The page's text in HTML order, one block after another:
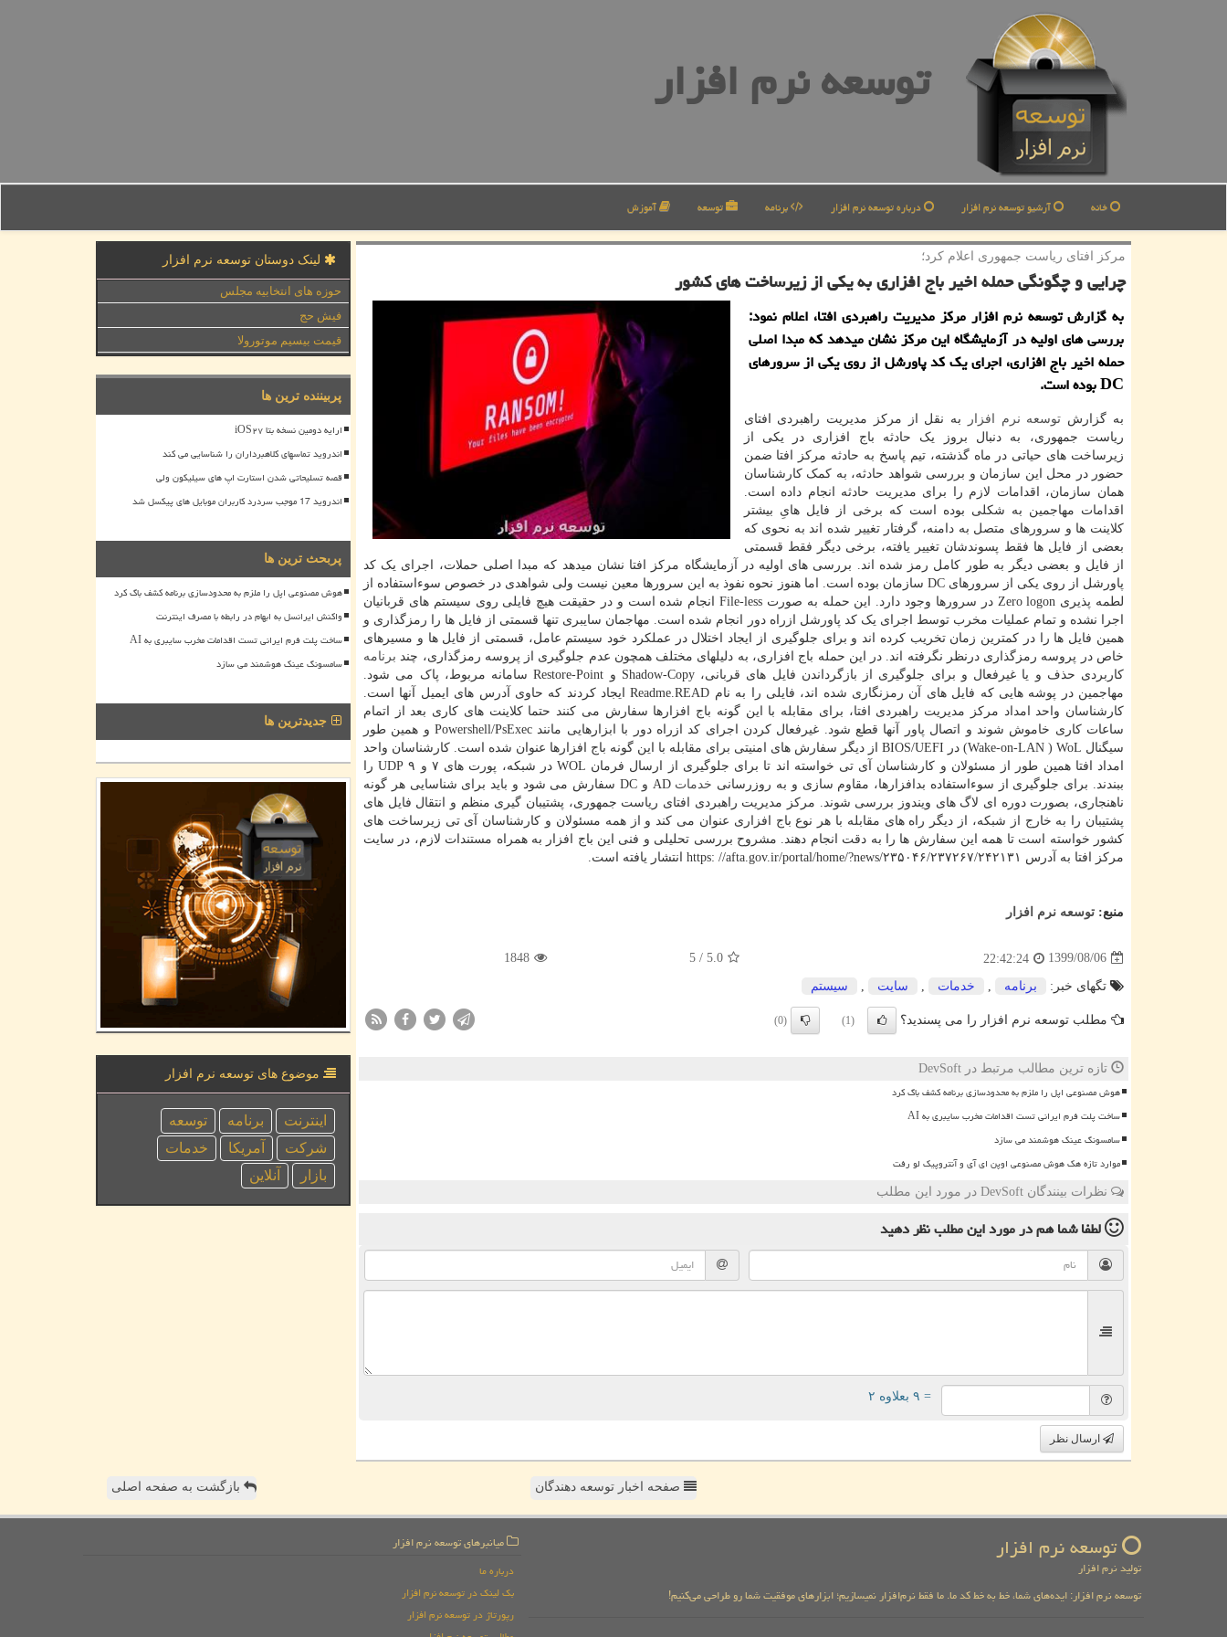
توسعه نرم افزار
خانه آرشیو توسعه نرم افزار درباره توسعه نرم افزار برنامه توسعه آموزش
مركز افتای ریاست جمهوری اعلام كرد؛
چرایی و چگونگی حمله اخیر باج افزاری به یكی از زیرساخت های كشور
به گزارش توسعه نرم افزار مركز مدیریت راهبردی افتا، اعلام نمود:
بررسی های اولیه در آزمایشگاه این مركز نشان میدهد كه مبدا اصلی
حمله اخیر باج افزاری، اجرای یك كد پاورشل از روی یكی از سرورهای
DC بوده است.
به گزارش توسعه نرم افزار
به نقل از مرکز مدیریت راهبردی افتای
ریاست جمهوری، به دنبال بروز یک حادثه باج افزاری در یکی از
زیرساخت های حیاتی در ماه گذشته، تیم پاسخ به حادثه مرکز افتا ضمن
حضور در محل این سازمان و بررسی شواهد حادثه، به کمک کارشناسان
همان سازمان، اقدامات لازم را برای مدیریت حادثه انجام داده است.
اقدامات مهاجمین به شکلی بوده است که برخی از فایل هایِ بیشتر
کلاینت ها و سرورهای متصل به دامنه، گرفتار تغییر شده اند به نحوی که
بعضی از فایل ها فقط پسوندشان تغییر یافته، برخی دیگر فقط قسمتی
از فایل و بعضی دیگر به طور کامل رمز شده اند. بررسی های اولیه در آزمایشگاه مرکز افتا نشان میدهد که مبدا اصلی حملات، اجرای یک کد
پاورشل از روی یکی از سرورهای DC سازمان بوده است. اما هنوز نحوه نفوذ به این سرورها معین نیست ولی شواهدی در خصوص سوءاستفاده از
لطمه پذیری Zero logon در سرورها وجود دارد. این حمله به صورت File-less انجام شده است و در حقیقت هیچ فایلی روی سیستم های قربانیان
اجرا نشده و تمام عملیات مخرب توسط اجرای یک کد پاورشل ازراه دور انجام شده است. مهاجمان سایبری تنها قسمتی از فایل ها را رمزگذاری و
همین فایل ها را در کمترین زمان تخریب کرده اند و برای جلوگیری از ایجاد اختلال در عملکرد خود سیستم عامل، قسمتی از فایل ها و مسیرهای
خاص در پروسه رمزگذاری درنظر نگرفته اند. در این حمله باج افزاری، به دلیلهای مختلف همچون عدم جلوگیری از پروسه رمزگذاری، چند برنامه
کاربردی حذف و یا غیرفعال و برای جلوگیری از بازگرداندن فایل های قربانی، Shadow-Copy و Restore-Point سامانه مربوط، پاک می شود.
مهاجمین در پوشه هایی که فایل های آن رمزنگاری شده اند، فایلی را به نام Readme.READ ایجاد کردند که حاوی آدرس های ایمیل آنها است.
کارشناسان واحد امداد مرکز مدیریت راهبردی افتا، برای مقابله با این گونه باج افزارها سفارش می کنند حتما کلاینت های کاری بعد از اتمام
ساعات کاری خاموش شوند و اتصال پاور آنها قطع شود. غیرفعال کردن اجرای کد ازراه دور با ابزارهایی مانند Powershell/PsExec و همین طور
سیگنال Wake-on-LAN ) WoL) در BIOS/UEFI از دیگر سفارش های امنیتی برای مقابله با این گونه باج افزارها عنوان شده است. کارشناسان واحد
امداد افتا همین طور از مسئولان و کارشناسان آی تی خواسته اند تا برای جلوگیری از ارسال فرمان WOL در شبکه، پورت های ۷ و ۹ UDP را
ببندند. برای جلوگیری از سوءاستفاده بدافزارها، مقاوم سازی و به روزرسانی خدمات
AD و DC سفارش می شود و باید برای شناسایی هر گونه
ناهنجاری، بصورت دوره ای لاگ های ویندوز بررسی شوند. مرکز مدیریت راهبردی افتای ریاست جمهوری، پشتیبان گیری منظم و انتقال فایل های
پشتیبان را به خارج از شبکه، از دیگر راه های مقابله با هر نوع باج افزاری عنوان می کند و از همه مسئولان و کارشناسان آی تی زیرساخت های
کشور خواسته است تا همه این سفارش ها را به دقت انجام دهند. مشروح بررسی تحلیلی و فنی این باج افزار به همراه مستندات لازم، در سایت
مرکز افتا به آدرس https: //afta.gov.ir/portal/home/?news/۲۳۵۰۴۶/۲۳۷۲۶۷/۲۴۲۱۳۱ انتشار یافته است.
منبع: توسعه نرم افزار
1399/08/06
22:42:24
5.0
/
5
1848
تگهای خبر: برنامه خدمات سایت سیستم
مطلب توسعه نرم افزار را می پسندید؟ (1)
(0)
تازه ترین مطالب مرتبط در DevSoft
هوش مصنوعی اپل را ملزم به محدودسازی برنامه کشف باگ کرد
ساخت پلت فرم ایرانی تست اقدامات مخرب سایبری به AI
سامسونگ عینک هوشمند می سازد
موارد تازه هک هوش مصنوعی اوپن ای آی و آنتروپیک لو رفت
نظرات بینندگان DevSoft در مورد این مطلب
لطفا شما همدر مورد این مطلبنظر دهید
= ۹ بعلاوه ۲
ارسال نظر
لینک دوستان توسعه نرم افزار
حوزه های انتخابیه مجلس
فیش حج
قیمت بیسیم موتورولا
پربیننده ترین ها
ارایه دومین نسخه بتا iOS۲۷
اندروید تماسهای کلاهبرداران را شناسایی می کند
قصه تسلیحاتی شدن استارت اپ های سیلیکون ولی
اندروید 17 موجب سردرد کاربران موبایل های پیکسل شد
پربحث ترین ها
هوش مصنوعی اپل را ملزم به محدودسازی برنامه کشف باگ کرد
واکنش ایرانسل به ابهام در رابطه با مصرف اینترنت
ساخت پلت فرم ایرانی تست اقدامات مخرب سایبری به AI
سامسونگ عینک هوشمند می سازد
جدیدترین ها
موضوع های توسعه نرم افزار
اینترنت برنامه
توسعه
شركت
آمریكا
خدمات
بازار
آنلاین
صفحه اخبار توسعه دهندگان بازگشت به صفحه اصلی
توسعه نرم افزار
تولید نرم افزار
توسعه نرم افزار: ایده‌های شما، خط به خط کد ما. ما فقط نرم‌افزار نمیسازیم؛ ابزارهای موفقیت شما رو طراحی می‌کنیم!
میانبرهای توسعه نرم افزار
درباره ما
بک لینک در توسعه نرم افزار
رپورتاژ در توسعه نرم افزار